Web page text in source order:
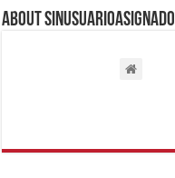
About sinusuarioasignado